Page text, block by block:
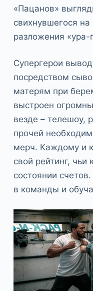
«Пацанов»
свихнувшегося
разложения «ура-
Супергерои
посредством
матерям при
выстроен
везде – телешоу,
прочей
мерч. Каждому и
свой рейтинг,
состоянии
в команды и